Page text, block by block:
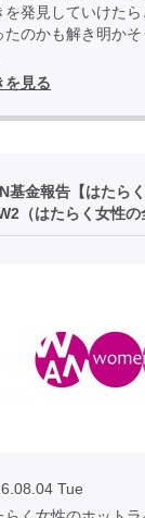
を発見していけた
たのかも解き明か
を見る
基金報告【はたら
（はたらく女性の
Tue